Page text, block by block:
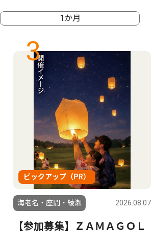
1か月
3
ピックアップ（PR）
海老名・座間・綾瀬 2026.08.07
【参加募集】ＺＡＭＡＧＯＬ